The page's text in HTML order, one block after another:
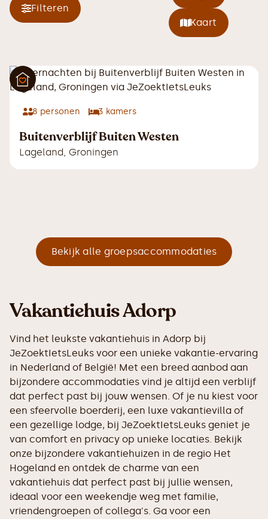
Filteren
Kaart
8 personen 3 kamers
Buitenverblijf Buiten Westen
Lageland, Groningen
Bekijk alle groepsaccommodaties
Vakantiehuis Adorp
Vind het leukste vakantiehuis in Adorp bij
JeZoektIetsLeuks voor een unieke vakantie-ervaring
in Nederland of België! Met een breed aanbod aan
bijzondere accommodaties vind je altijd een verblijf
dat perfect past bij jouw wensen. Of je nu kiest voor
een sfeervolle boerderij, een luxe vakantievilla of
een gezellige lodge, bij JeZoektIetsLeuks geniet je
van comfort en privacy op unieke locaties. Bekijk
onze bijzondere vakantiehuizen in de regio Het
Hogeland en ontdek de charme van een
vakantiehuis dat perfect past bij jullie wensen,
ideaal voor een weekendje weg met familie,
vriendengroepen of collega's. Ga voor een